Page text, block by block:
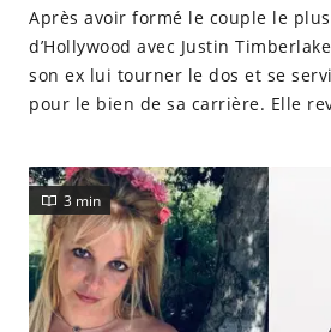
Après avoir formé le couple le
d’Hollywood avec Justin
son ex lui tourner le dos et se
pour le bien de sa carrière. Elle
3 min